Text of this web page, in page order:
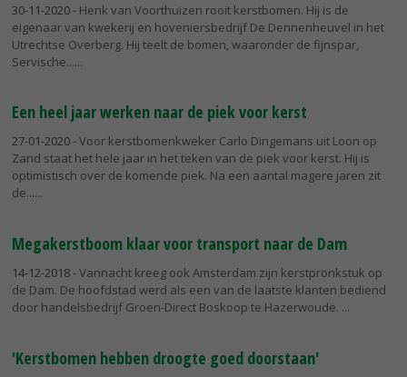
30-11-2020- Henk van Voorthuizen rooit kerstbomen. Hij is de
eigenaar van kwekerij en hoveniersbedrijf De Dennenheuvel in het
Utrechtse Overberg. Hij teelt de bomen, waaronder de fijnspar,
Servische...
Een heel jaar werken naar de piek voor kerst
27-01-2020- Voor kerstbomenkweker Carlo Dingemans uit Loon op
Zand staat het hele jaar in het teken van de piek voor kerst. Hij is
optimistisch over de komende piek. Na een aantal magere jaren zit
de...
Megakerstboom klaar voor transport naar de Dam
14-12-2018- Vannacht kreeg ook Amsterdam zijn kerstpronkstuk op
de Dam. De hoofdstad werd als een van de laatste klanten bediend
door handelsbedrijf Groen-Direct Boskoop te Hazerwoude.
'Kerstbomen hebben droogte goed doorstaan'